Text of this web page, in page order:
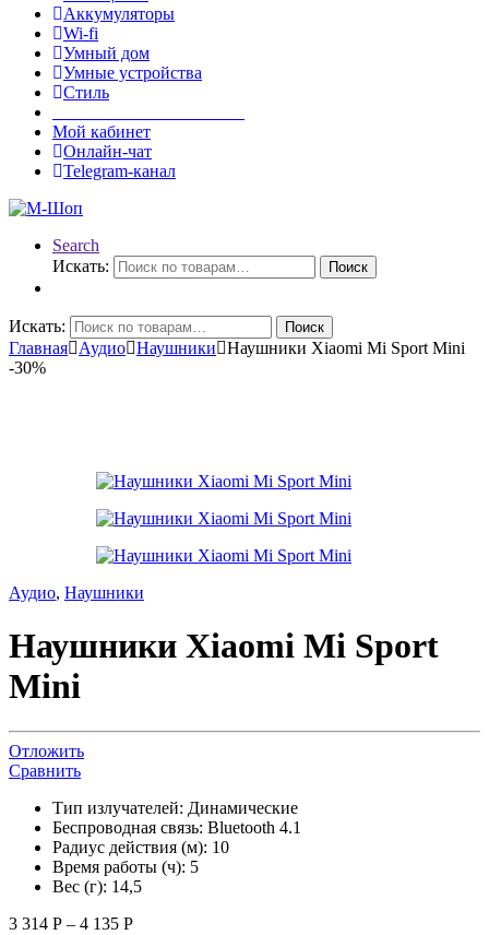
Аккумуляторы
Wi-fi
Умный дом
Умные устройства
Стиль
Мой кабинет
Онлайн-чат
Telegram-канал
Search
Искать:
Поиск
Искать: Поиск
Главная Аудио Наушники
Наушники Xiaomi Mi Sport Mini
-30%
Аудио, Наушники
Наушники Xiaomi Mi Sport
Mini
Отложить
Сравнить
Тип излучателей: Динамические
Беспроводная связь: Bluetooth 4.1
Радиус действия (м): 10
Время работы (ч): 5
Вес (г): 14,5
3 314 Р – 4 135 Р